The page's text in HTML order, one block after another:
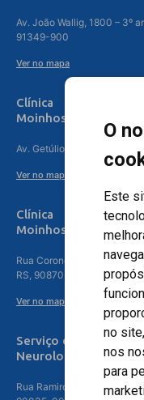
O
Este
no site,
nos
para
Av. João Wallig, 1800 – 3º
91349-900
Ver no mapa
Clínica
Moinhos de Vento
Av. Getúlio Vargas, 4841 –
Ver no mapa
Clínica
Moinhos de Vento -
Rua Coronel Aparício
RS, 90870-016
Ver no mapa
Serviço de
Neurologia
Rua Ramiro Barcelos, 630 –